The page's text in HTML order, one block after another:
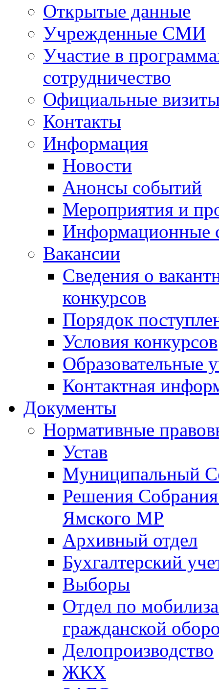
Открытые данные
Учрежденные СМИ
Участие в
сотрудничество
Официальные
Контакты
Информация
Новости
Анонсы событий
Мероприятия и
Информационные
Вакансии
Сведения о
конкурсов
Порядок
Условия конкурсов
Образовательные
Контактная
Документы
Нормативные
Устав
Муниципальный
Решения
Ямского МР
Архивный отдел
Бухгалтерский
Выборы
Отдел по
гражданской
Делопроизводство
ЖКХ